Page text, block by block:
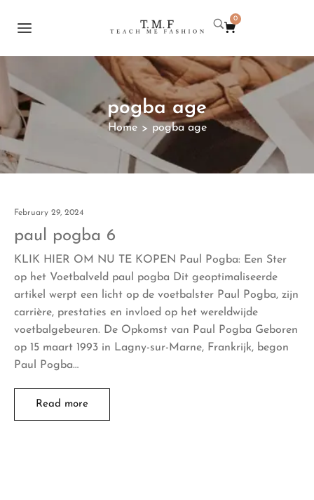
0
pogba age
Home > pogba age
February 29, 2024
paul pogba 6
KLIK HIER OM NU TE KOPEN Paul Pogba: Een Ster
op het Voetbalveld paul pogba Dit geoptimaliseerde
artikel werpt een licht op de voetbalster Paul Pogba, zijn
carrière, prestaties en invloed op het wereldwijde
voetbalgebeuren. De Opkomst van Paul Pogba Geboren
op 15 maart 1993 in Lagny-sur-Marne, Frankrijk, begon
Paul Pogba…
Read more